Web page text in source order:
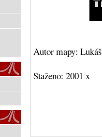
Autor mapy:
Staženo: 2001 x